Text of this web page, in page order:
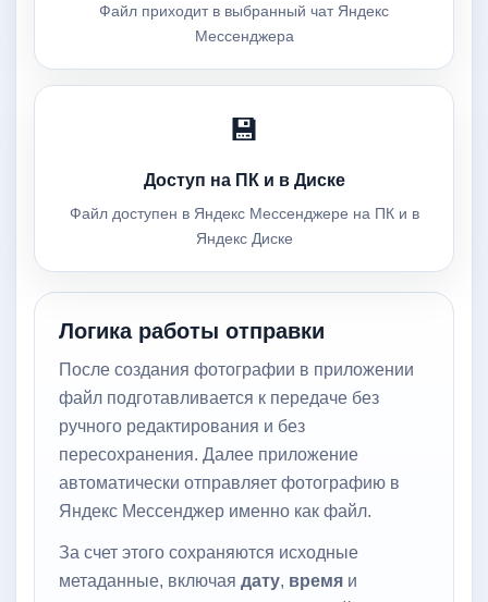
Файл приходит в выбранный чат Яндекс
Мессенджера
💾
Доступ на ПК и в Диске
Файл доступен в Яндекс Мессенджере на ПК и в
Яндекс Диске
Логика работы отправки
После создания фотографии в приложении
файл подготавливается к передаче без
ручного редактирования и без
пересохранения. Далее приложение
автоматически отправляет фотографию в
Яндекс Мессенджер именно как файл.
За счет этого сохраняются исходные
метаданные, включая дату, время и